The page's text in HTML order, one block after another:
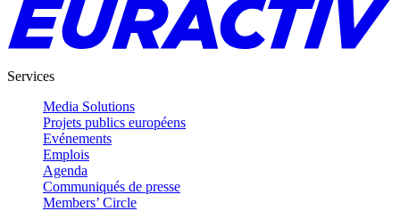
Services
Media Solutions
Projets publics européens
Evénements
Emplois
Agenda
Communiqués de presse
Members’ Circle